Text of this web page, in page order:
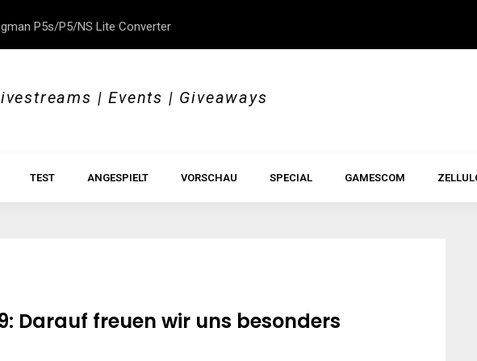
P5s/P5/NS Lite Converter
– Empowered, HerStory, Beyond Borders
| Events | Giveaways
TEST ANGESPIELT VORSCHAU SPECIAL GAMESCOM
Darauf freuen wir uns besonders